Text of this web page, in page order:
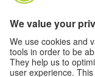
ግላዊነት እና